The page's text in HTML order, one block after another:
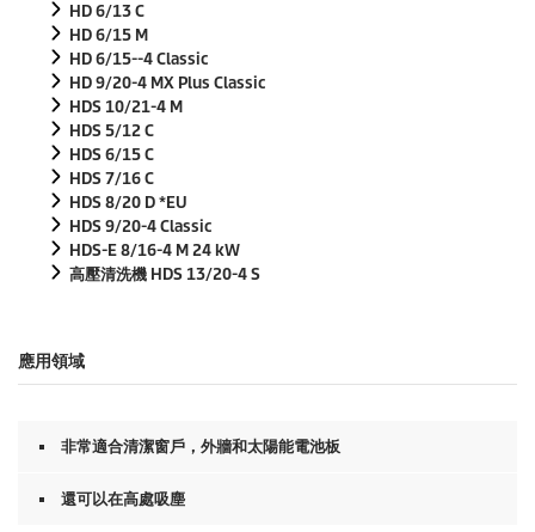
HD 6/13 C
HD 6/15 M
HD 6/15--4 Classic
HD 9/20-4 MX Plus Classic
HDS 10/21-4 M
HDS 5/12 C
HDS 6/15 C
HDS 7/16 C
HDS 8/20 D *EU
HDS 9/20-4 Classic
HDS-E 8/16-4 M 24 kW
高壓清洗機 HDS 13/20-4 S
應用領域
非常適合清潔窗戶，外牆和太陽能電池板
還可以在高處吸塵